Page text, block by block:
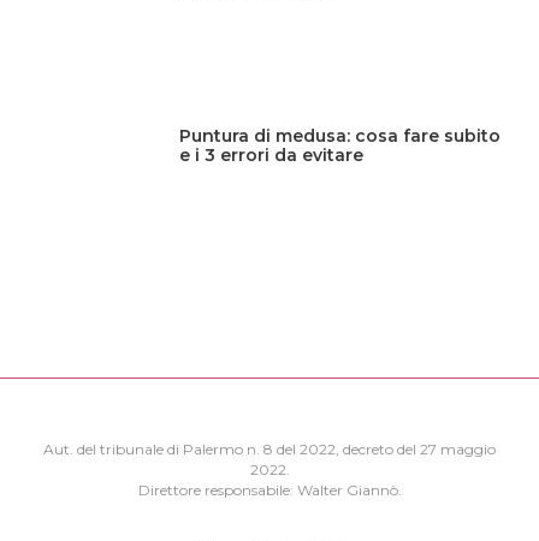
Puntura di medusa: cosa fare subito
e i 3 errori da evitare
Aut. del tribunale di Palermo n. 8 del 2022, decreto del 27 maggio
2022.
Direttore responsabile: Walter Giannò.